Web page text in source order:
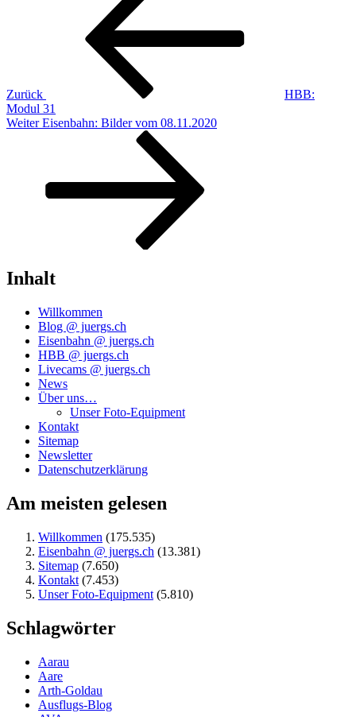
Zurück
HBB:
Modul 31
Nächster
Weiter Eisenbahn: Bilder vom 08.11.2020
Inhalt
Willkommen
Blog @ juergs.ch
Eisenbahn @ juergs.ch
HBB @ juergs.ch
Livecams @ juergs.ch
News
Über uns…
Unser Foto-Equipment
Kontakt
Sitemap
Newsletter
Datenschutzerklärung
Am meisten gelesen
Willkommen (175.535)
Eisenbahn @ juergs.ch (13.381)
Sitemap (7.650)
Kontakt (7.453)
Unser Foto-Equipment (5.810)
Schlagwörter
Aarau
Aare
Arth-Goldau
Ausflugs-Blog